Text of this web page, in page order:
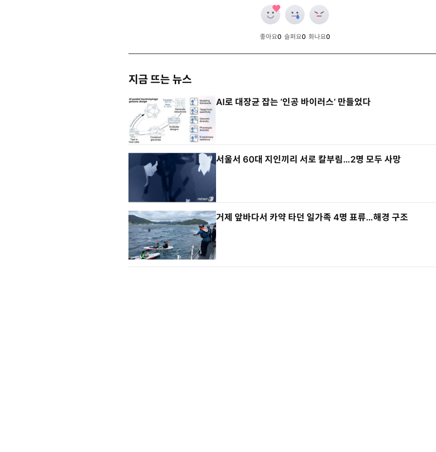
좋아요0 슬퍼요0 화나요0
지금 뜨는 뉴스
AI로 대장균 잡는 ‘인공 바이러스’ 만들었다
서울서 60대 지인끼리 서로 칼부림…2명 모두 사망
거제 앞바다서 카약 타던 일가족 4명 표류…해경 구조